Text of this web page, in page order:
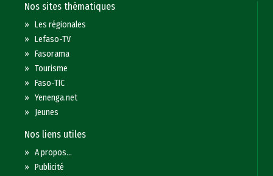
Nos sites thématiques
»Les régionales
»Lefaso-TV
»Fasorama
»Tourisme
»Faso-TIC
»Yenenga.net
» Jeunes
Nos liens utiles
»A propos...
»Publicité